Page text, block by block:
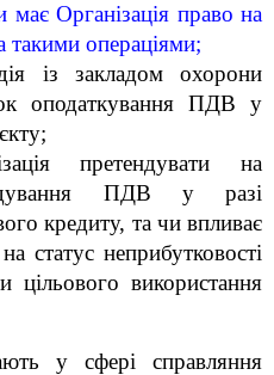
Організація право на
такими операціями;
із закладом охорони
оподаткування ПДВ у
претендувати на
ПДВ у разі
кредиту, та чи впливає
статус неприбутковості
цільового використання
у сфері справляння